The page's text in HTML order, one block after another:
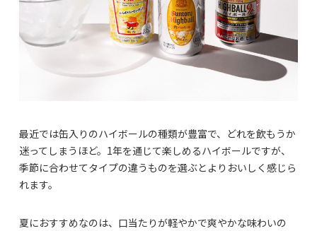
最近では缶入りのハイボールの種類が豊富で、どれを飲もうか
迷ってしまうほど。1年を通じて楽しめるハイボールですが、
季節に合わせてタイプの違うものを選ぶとよりおいしく感じら
れます。
夏におすすめなのは、口当たりが軽やかで爽やかな味わいの